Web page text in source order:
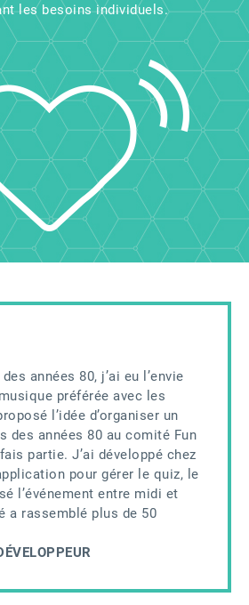
les besoins individuels.
années 80, j’ai eu l’envie
préférée avec les
l’idée d’organiser un
des années 80 au comité Fun
partie. J’ai développé chez
pour gérer le quiz, le
l’événement entre midi et
a rassemblé plus de 50